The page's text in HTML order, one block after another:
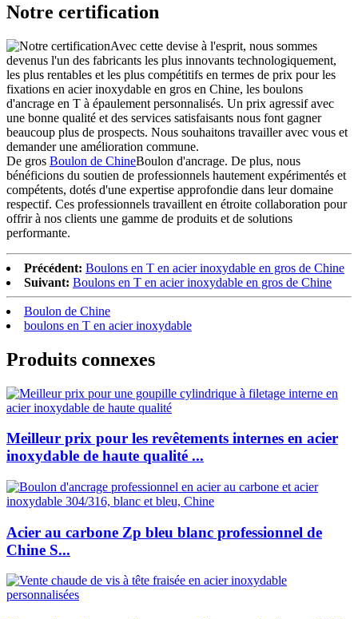
Notre certification
Avec cette devise à l'esprit, nous sommes
devenus l'un des fabricants les plus innovants technologiquement,
les plus rentables et les plus compétitifs en termes de prix pour les
fixations en acier inoxydable en gros en Chine, les boulons
d'ancrage en T à épaulement personnalisés. Un prix agressif avec
une bonne qualité et des services satisfaisants nous font gagner
beaucoup plus de prospects. Nous souhaitons travailler avec vous et
demander une amélioration commune.
De gros Boulon de ChineBoulon d'ancrage. De plus, nous
bénéficions du soutien de professionnels hautement expérimentés et
compétents, dotés d'une expertise approfondie dans leur domaine
respectif. Ces professionnels travaillent en étroite collaboration pour
offrir à nos clients une gamme de produits et de solutions
performante.
Précédent: Boulons en T en acier inoxydable en gros de Chine
Suivant: Boulons en T en acier inoxydable en gros de Chine
Boulon de Chine
boulons en T en acier inoxydable
Produits connexes
Meilleur prix pour les revêtements internes en acier
inoxydable de haute qualité ...
Acier au carbone Zp bleu blanc professionnel de
Chine S...